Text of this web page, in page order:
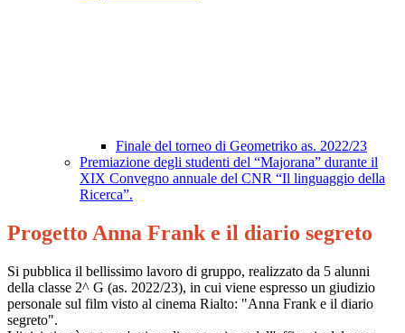
Finale del torneo di Geometriko as. 2022/23
Premiazione degli studenti del “Majorana” durante il
XIX Convegno annuale del CNR “Il linguaggio della
Ricerca”.
Progetto Anna Frank e il diario segreto
Si pubblica il bellissimo lavoro di gruppo, realizzato da 5 alunni
della classe 2^ G (as. 2022/23), in cui viene espresso un giudizio
personale sul film visto al cinema Rialto: "Anna Frank e il diario
segreto".